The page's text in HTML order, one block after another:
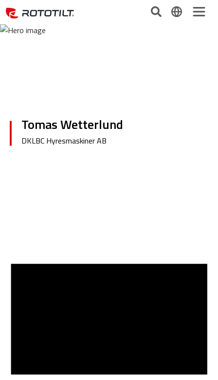
Tomas Wetterlund
DKLBC Hyresmaskiner AB